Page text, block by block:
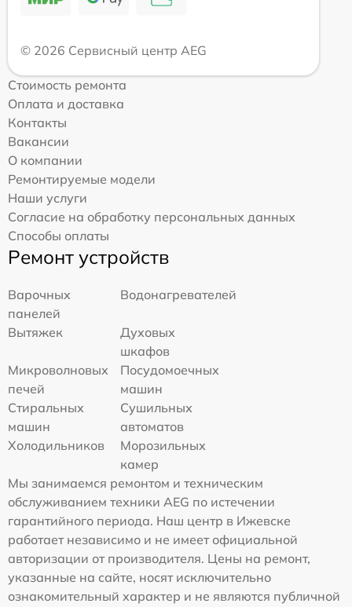
© 2026 Сервисный центр AEG
Стоимость ремонта
Оплата и доставка
Контакты
Вакансии
О компании
Ремонтируемые модели
Наши услуги
Согласие на обработку персональных данных
Способы оплаты
Ремонт устройств
Варочных
панелей
Водонагревателей
Вытяжек
Духовых
шкафов
Микроволновых
печей
Посудомоечных
машин
Стиральных
машин
Сушильных
автоматов
Холодильников
Морозильных
камер
Мы занимаемся ремонтом и техническим
обслуживанием техники AEG по истечении
гарантийного периода. Наш центр в Ижевске
работает независимо и не имеет официальной
авторизации от производителя. Цены на ремонт,
указанные на сайте, носят исключительно
ознакомительный характер и не являются публичной